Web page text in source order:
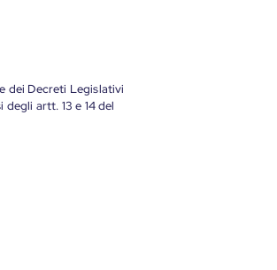
dei Decreti Legislativi
artt. 13 e 14 del